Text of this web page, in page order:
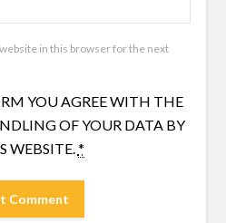
in this browser for the next
YOU AGREE WITH THE
OF YOUR DATA BY
WEBSITE.*